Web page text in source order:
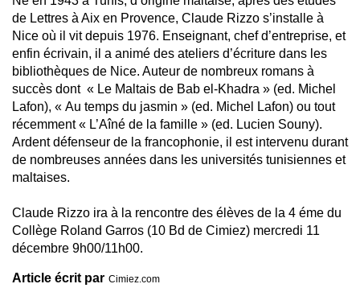
de Lettres à Aix en Provence, Claude Rizzo s’installe à
Nice où il vit depuis 1976. Enseignant, chef d’entreprise, et
enfin écrivain, il a animé des ateliers d’écriture dans les
bibliothèques de Nice. Auteur de nombreux romans à
succès dont « Le Maltais de Bab el-Khadra » (ed. Michel
Lafon), « Au temps du jasmin » (ed. Michel Lafon) ou tout
récemment « L’Aîné de la famille » (ed. Lucien Souny).
Ardent défenseur de la francophonie, il est intervenu durant
de nombreuses années dans les universités tunisiennes et
maltaises.
Claude Rizzo ira à la rencontre des élèves de la 4 éme du
Collège Roland Garros (10 Bd de Cimiez) mercredi 11
décembre 9h00/11h00.
Article écrit par Cimiez.com